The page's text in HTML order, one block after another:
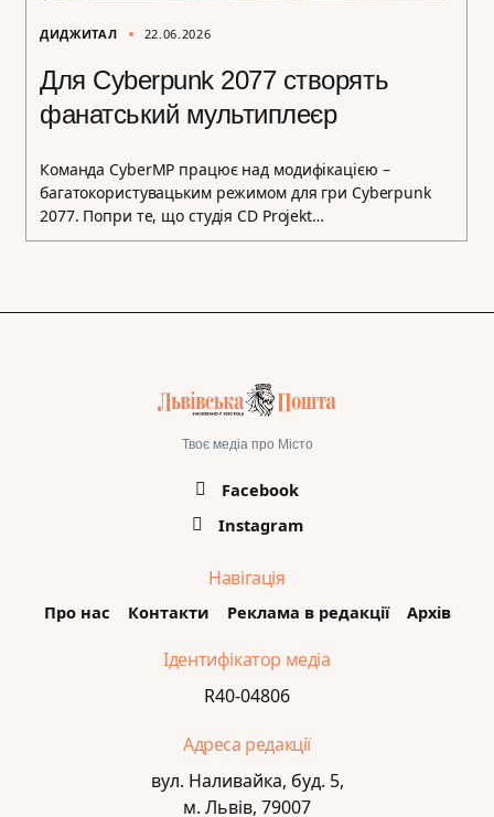
ДИДЖИТАЛ 22.06.2026
Для Cyberpunk 2077 створять
фанатський мультиплеєр
Команда CyberMP працює над модифікацією –
багатокористувацьким режимом для гри Cyberpunk
2077. Попри те, що студія CD Projekt…
Твоє медіа про Місто
Facebook
Instagram
Навігація
Про нас Контакти Реклама в редакції Архів
Ідентифікатор медіа
R40-04806
Адреса редакції
вул. Наливайка, буд. 5,
м. Львів, 79007